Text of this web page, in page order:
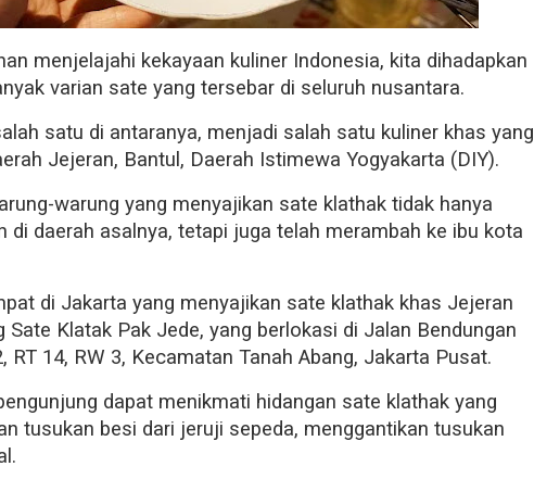
menjelajahi kekayaan kuliner Indonesia, kita dihadapkan
varian sate yang tersebar di seluruh nusantara.
satu di antaranya, menjadi salah satu kuliner khas yang
Jejeran, Bantul, Daerah Istimewa Yogyakarta (DIY).
warung yang menyajikan sate klathak tidak hanya
di daerah asalnya, tetapi juga telah merambah ke ibu kota
di Jakarta yang menyajikan sate klathak khas Jejeran
Sate Klatak Pak Jede, yang berlokasi di Jalan Bendungan
RT 14, RW 3, Kecamatan Tanah Abang, Jakarta Pusat.
dapat menikmati hidangan sate klathak yang
tusukan besi dari jeruji sepeda, menggantikan tusukan